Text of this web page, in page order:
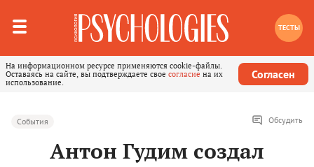
ТЕСТЫ
На информационном ресурсе применяются cookie-файлы.
Оставаясь на сайте, вы подтверждаете свое согласие на их
использование.
Согласен
События Обсудить
Антон Гудим создал